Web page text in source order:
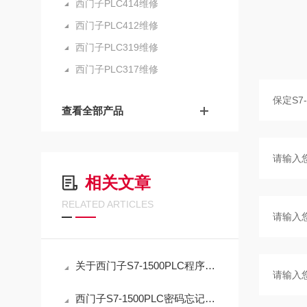
西门子PLC414维修
西门子PLC412维修
西门子PLC319维修
西门子PLC317维修
查看全部产品
相关文章
RELATED ARTICLES
关于西门子S7-1500PLC程序密码忘记解密方法
西门子S7-1500PLC密码忘记解密应急指南：正确复位流程与数据取舍